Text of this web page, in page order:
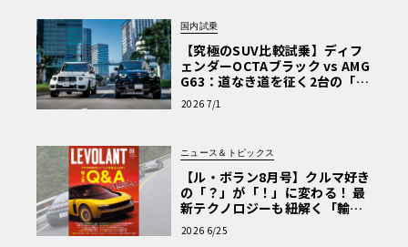
国内試乗
【究極のSUV比較試乗】ディフ
ェンダーOCTAブラック vs AMG
G63：道なき道を征く2台の「対
極的アプローチ」
2026 7/1
ニュース＆トピックス
【ル・ボラン8月号】クルマ好き
の「？」が「！」に変わる！ 最
新テクノロジーも紐解く「輸入
車Q&A」
2026 6/25